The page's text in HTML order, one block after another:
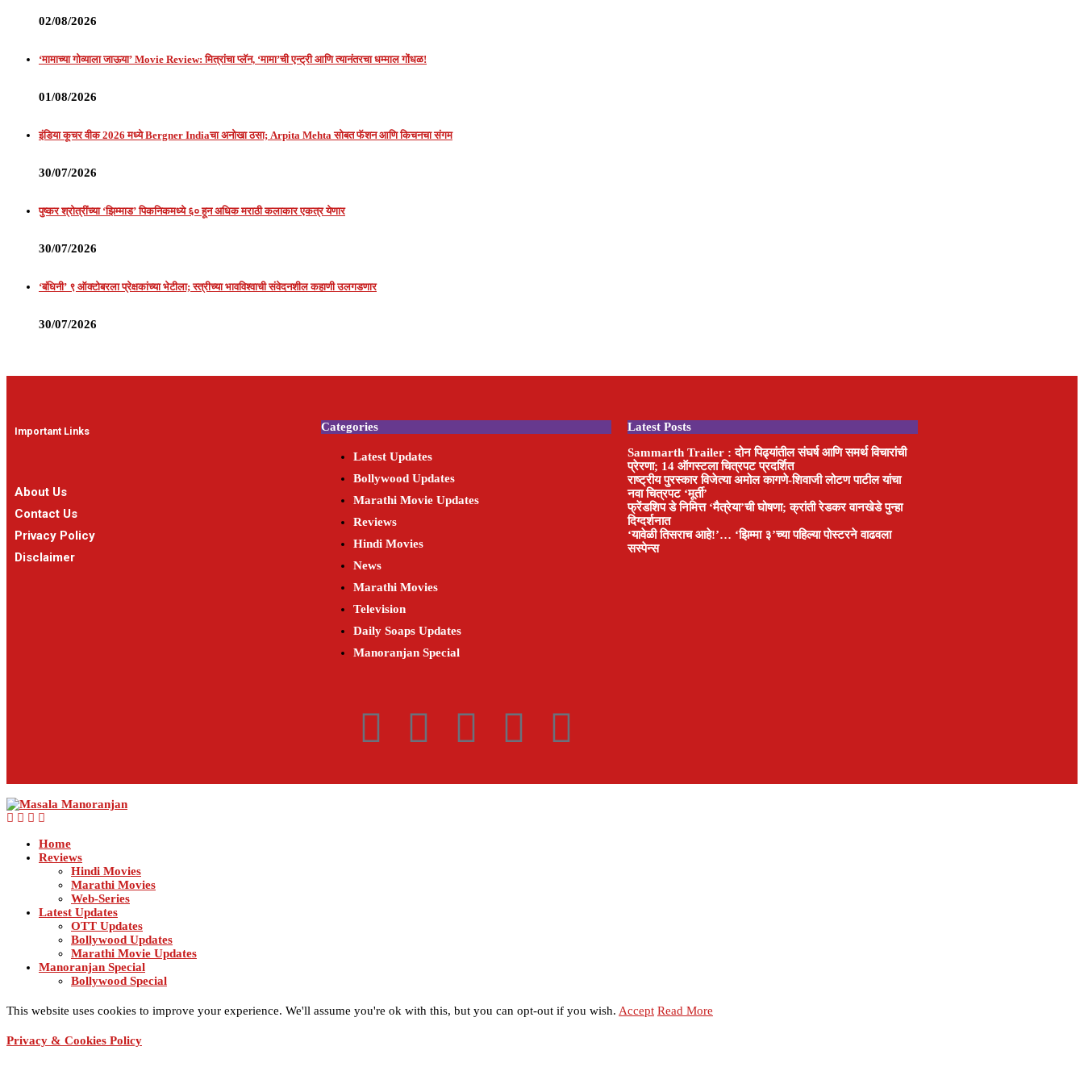
02/08/2026
‘मामाच्या गोव्याला जाऊया’ Movie Review: मित्रांचा प्लॅन, ‘मामा’ची एन्ट्री आणि त्यानंतरचा धम्माल गोंधळ!
01/08/2026
इंडिया कूचर वीक 2026 मध्ये Bergner Indiaचा अनोखा ठसा; Arpita Mehta सोबत फॅशन आणि किचनचा संगम
30/07/2026
पुष्कर श्रोत्रींच्या ‘झिम्माड’ पिकनिकमध्ये ६० हून अधिक मराठी कलाकार एकत्र येणार
30/07/2026
‘बंधिनी’ ९ ऑक्टोबरला प्रेक्षकांच्या भेटीला; स्त्रीच्या भावविश्वाची संवेदनशील कहाणी उलगडणार
30/07/2026
Important Links
About Us
Contact Us
Privacy Policy
Disclaimer
Categories
Latest Updates
Bollywood Updates
Marathi Movie Updates
Reviews
Hindi Movies
News
Marathi Movies
Television
Daily Soaps Updates
Manoranjan Special
Latest Posts
Sammarth Trailer : दोन पिढ्यांतील संघर्ष आणि समर्थ विचारांची
प्रेरणा; 14 ऑगस्टला चित्रपट प्रदर्शित
राष्ट्रीय पुरस्कार विजेत्या अमोल कागणे-शिवाजी लोटण पाटील यांचा
नवा चित्रपट ‘मूर्ती’
फ्रेंडशिप डे निमित्त ‘मैत्रेया’ची घोषणा; क्रांती रेडकर वानखेडे पुन्हा
दिग्दर्शनात
‘यावेळी तिसराच आहे!’… ‘झिम्मा ३’च्या पहिल्या पोस्टरने वाढवला
सस्पेन्स
Home
Reviews
Hindi Movies
Marathi Movies
Web-Series
Latest Updates
OTT Updates
Bollywood Updates
Marathi Movie Updates
Manoranjan Special
Bollywood Special
This website uses cookies to improve your experience. We'll assume you're ok with this, but you can opt-out if you wish. Accept Read More
Privacy & Cookies Policy